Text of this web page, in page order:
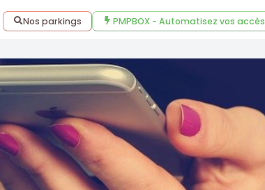
Nos parkings PMPBOX - Automatisez vos accès